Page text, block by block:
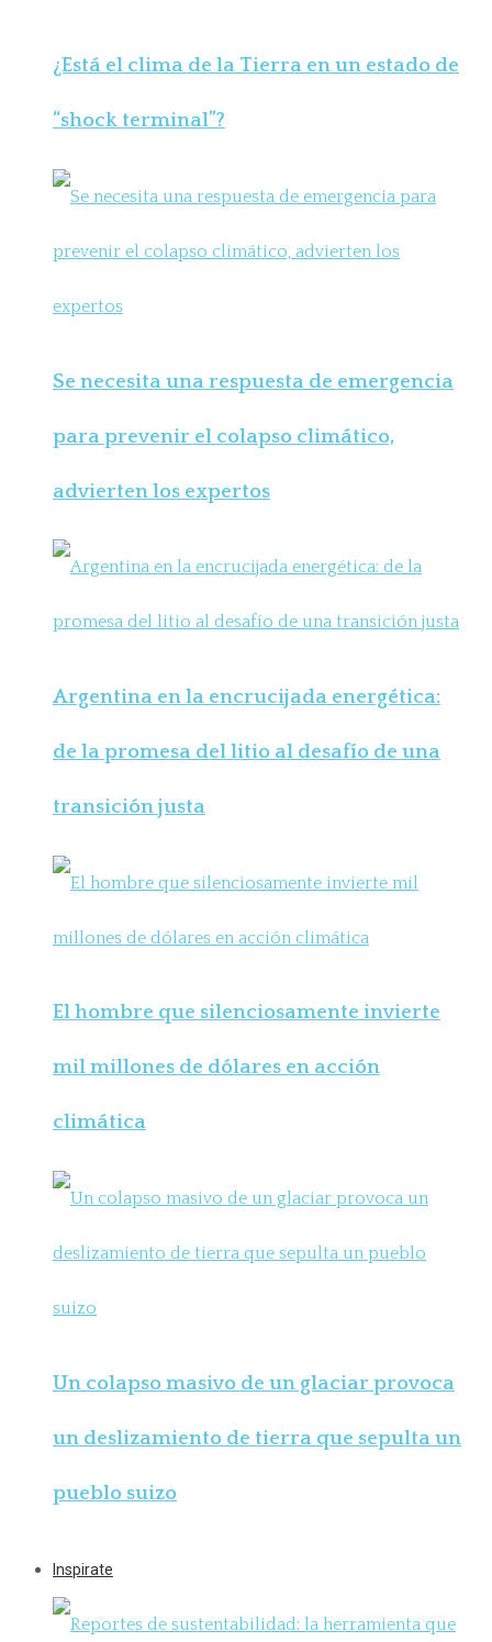
¿Está el clima de la Tierra en un estado de
“shock terminal”?
Se necesita una respuesta de emergencia
para prevenir el colapso climático,
advierten los expertos
Argentina en la encrucijada energética:
de la promesa del litio al desafío de una
transición justa
El hombre que silenciosamente invierte
mil millones de dólares en acción
climática
Un colapso masivo de un glaciar provoca
un deslizamiento de tierra que sepulta un
pueblo suizo
Inspirate